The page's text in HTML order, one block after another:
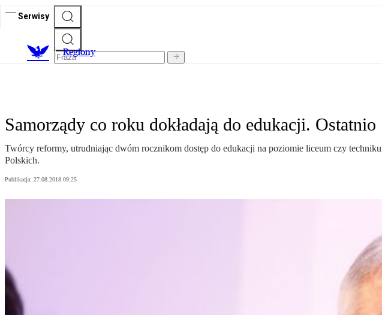
Serwisy
Regiony
Samorządy co roku dokładają do edukacji.
Twórcy reformy, utrudniając dwóm rocznikom dostęp do edukacji na poziomie liceum czy
Polskich.
Publikacja: 27.08.2018 09:25